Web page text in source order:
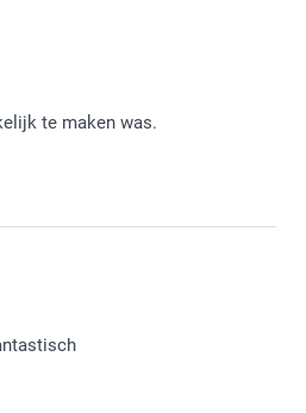
te maken was.